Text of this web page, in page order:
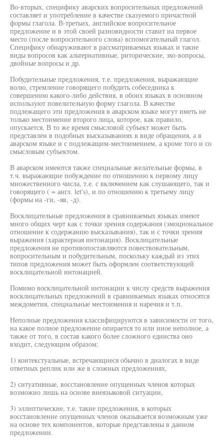
Во-вторых, специфику аварских вопросительных предложений
составляет и употребление в качестве сказуемого причастной
формы глагола. В-третьих, английское вопросительное
предложение и в этой своей разновидности ставит на первое
место (после вопросительного слова) вспомогательный глагол.
Специфику обнаруживают в рассматриваемых языках и такие
виды вопросов как альтернативные, риторические, эхо-вопросы,
двойные вопросы и др.
Побудительные предложения, т.е. предложения, выражающие
волю, стремление говорящего побудить собеседника к
совершению какого-либо действия, в обоих языках в основном
используют повелительную форму глагола. В качестве
подлежащего эти предложения в аварском языке могут иметь не
только местоимение второго лица, которое, как правило,
опускается. В то же время смысловой субъект может быть
представлен в подобных высказываниях в виде обращения, а в
аварском языке и с подлежащим-местоимением, а кроме того и со
смысловым субъектом.
В аварском имеются также специальные желательные формы, в
т.ч. выражающие побуждение по отношению к первому лицу
множественного числа, т.е. с включением как слушающего, так и
говорящего ( = англ. let's), и по отношению к третьему лицу
(формы на -ги, -яв, -д).
Восклицательные предложения в сравниваемых языках имеют
много общих черт как с точки зрения содержания (эмоциональное
отношение к содержанию высказывания), так и с точки зрения
выражения (характерная интонация). Восклицательные
предложения не противопоставляются повествовательным,
вопросительным и побудительным, поскольку каждый из этих
типов предложения может быть оформлен соответствующей
восклицательной интонацией.
Помимо восклицательной интонации к числу средств выражения
восклицательных предложений в сравниваемых языках относятся
междометия, специальные местоимения и наречия и т.п.
Неполные предложения классифицируются в зависимости от того,
на какое полное предложение опирается то или иное неполное, а
также от того, в состав какого более сложного единства оно
входит, следующим образом:
1) контекстуальные, встречающиеся обычно в диалогах в виде
ответных реплик или же в сложных предложениях,
2) ситуативные, восстановление опущенных членов которых
возможно лишь на основе внеязыковой ситуации,
3) эллиптические, т.е. такие предложения, в которых
восстановление опущенных членов оказывается возможным уже
на основе тех компонентов, которые представлены в данном
предложении.